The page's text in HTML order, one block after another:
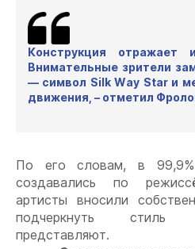
Конструкция отражает
Внимательные зрители
— символ Silk Way Starи
движения, – отметил
По его словам, в 99,9%
создавались по
артисты вносили
подчеркнуть стиль
представляют.